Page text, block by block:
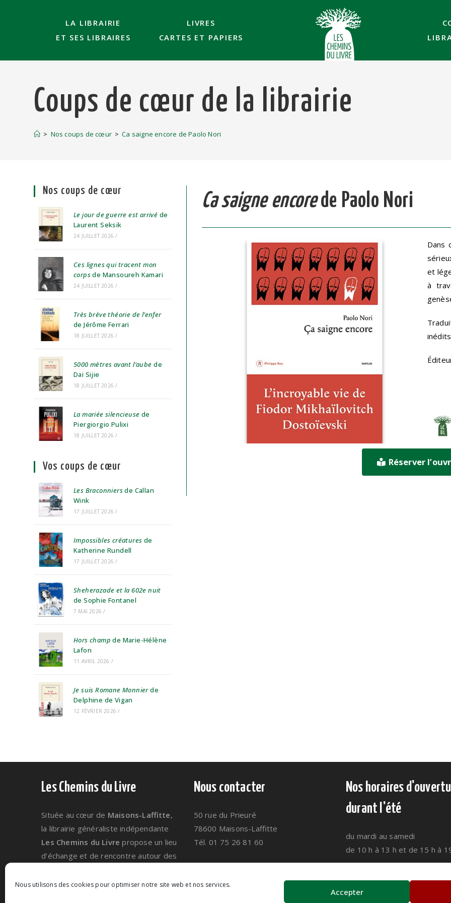
Nous utilisons des cookies pour optimiser notre site web et nos services.
Accepter
LA LIBRAIRIE
ET SES LIBRAIRES
LIVRES
CARTES ET PAPIERS
Coups de cœur de la librairie
> Nos coups de cœur > Ca saigne encore de Paolo Nori
Ca saigne encorede Paolo Nori
Dans
et
à
Réserver
Nos coups de cœur
Le jour de guerre est arrivé de
Laurent Seksik
24 JUILLET 2026 /
Ces lignes qui tracent mon
corpsde Mansoureh Kamari
24 JUILLET 2026 /
Très brève théorie de l’enfer
de Jérôme Ferrari
18 JUILLET 2026 /
5000 mètres avant l’aube de
Dai Sijie
18 JUILLET 2026 /
La mariée silencieuse de
Piergiorgio Pulixi
18 JUILLET 2026 /
Vos coups de cœur
Les Braconniersde Callan
Wink
17 JUILLET 2026 /
Impossibles créatures de
Katherine Rundell
17 JUILLET 2026 /
Sheherazade et la 602e nuit
de Sophie Fontanel
7 MAI 2026 /
Hors champ de Marie-Hélène
Lafon
11 AVRIL 2026 /
Je suis Romane Monnierde
Delphine de Vigan
12 FÉVRIER 2026 /
Les Chemins du Livre
Située au cœur de Maisons-Laffitte,
la librairie généraliste indépendante
Les Chemins du Livre propose un lieu
d’échange et de rencontre autour des
et depapeterie.
Nous contacter
50 rue du Prieuré
78600 Maisons-Laffitte
Tél. 01 75 26 81 60
Envoyer un message
Nos horaires
durant l'été
du mardi au samedi
de 10 h à 13 h et de 15 h à